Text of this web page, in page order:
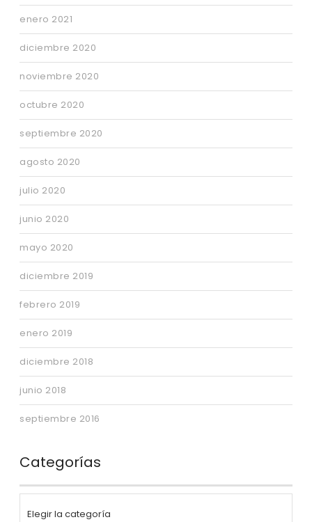
enero 2021
diciembre 2020
noviembre 2020
octubre 2020
septiembre 2020
agosto 2020
julio 2020
junio 2020
mayo 2020
diciembre 2019
febrero 2019
enero 2019
diciembre 2018
junio 2018
septiembre 2016
Categorías